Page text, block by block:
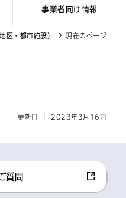
事業者向け情報
区・都市施設） 現在のページ
更新日 2023年3月16日
質問